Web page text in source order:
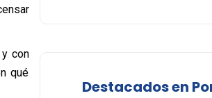
con
qué
Destacados en